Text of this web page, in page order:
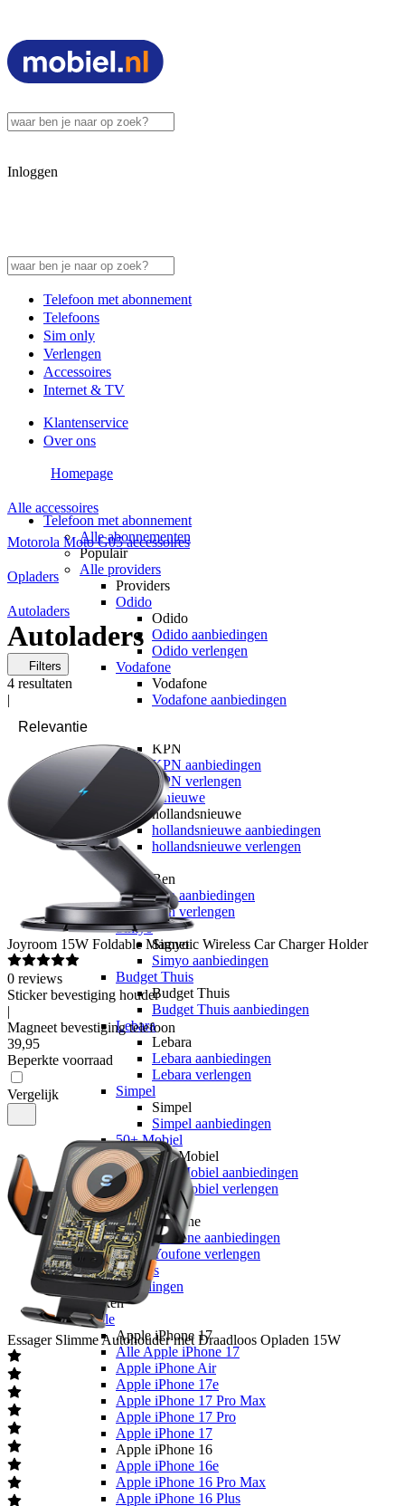
Inloggen
Telefoon met abonnement
Telefoons
Sim only
Verlengen
Accessoires
Internet & TV
Klantenservice
Over ons
Telefoon met abonnement
Alle abonnementen
Populair
Alle providers
Providers
Odido
Odido
Odido aanbiedingen
Odido verlengen
Vodafone
Vodafone
Vodafone aanbiedingen
KPN
KPN aanbiedingen
KPN verlengen
hollandsnieuwe
hollandsnieuwe
hollandsnieuwe aanbiedingen
hollandsnieuwe verlengen
Ben
Ben
Ben aanbiedingen
Ben verlengen
Simyo
Simyo
Simyo aanbiedingen
Budget Thuis
Budget Thuis
Budget Thuis aanbiedingen
Lebara
Lebara
Lebara aanbiedingen
Lebara verlengen
Simpel
Simpel
Simpel aanbiedingen
50+ Mobiel
50+ Mobiel
50+ Mobiel aanbiedingen
50+ Mobiel verlengen
Youfone
Youfone
Youfone aanbiedingen
Youfone verlengen
Alle telefoons
Alle aanbiedingen
Merken
Apple
Apple iPhone 17
Alle Apple iPhone 17
Apple iPhone Air
Apple iPhone 17e
Apple iPhone 17 Pro Max
Apple iPhone 17 Pro
Apple iPhone 17
Apple iPhone 16
Apple iPhone 16e
Apple iPhone 16 Pro Max
Apple iPhone 16 Plus
Homepage
Alle accessoires
Motorola Moto G05 accessoires
Opladers
Autoladers
Autoladers
Filters
4 resultaten
|
Joyroom 15W Foldable Magnetic Wireless Car Charger Holder
0 reviews
Sticker bevestiging houder
|
Magneet bevestiging telefoon
39,95
Beperkte voorraad
Vergelijk
Essager Slimme Autohouder met Draadloos Opladen 15W